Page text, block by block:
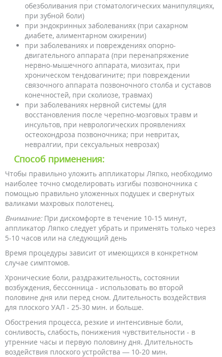
обезболивания при стоматологических манипуляциях,
при зубной боли)
при эндокринных заболеваниях (при сахарном
диабете, алиментарном ожирении)
при заболеваниях и повреждениях опорно-
двигательного аппарата (при перенапряжение
нервно-мышечного аппарата, миозитах, при
хроническом тендовагините; при повреждении
связочного аппарата позвоночного столба и суставов
конечностей, при сколиозе, травмах)
при заболеваниях нервной системы (для
восстановления после черепно-мозговых травм и
инсультов, при неврологических проявлениях
остеохондроза позвоночника; при невритах,
невралгии, при сексуальных неврозах)
Способ применения:
Чтобы правильно уложить аппликаторы Ляпко, необходимо
наиболее точно смоделировать изгибы позвоночника с
помощью правильно уложенных подушек и свернутых
валиками махровых полотенец.
Внимание: При дискомфорте в течение 10-15 минут,
аппликатор Ляпко следует убрать и применять только через
5-10 часов или на следующий день
Время процедуры зависит от имеющихся в конкретном
случае симптомов.
Хронические боли, раздражительность, состоянии
возбуждения, бессонница - использовать во второй
половине дня или перед сном. Длительность воздействия
для плоского УАЛ - 25-30 мин. и больше.
Обострения процесса, резкие и интенсивные боли,
сонливость, слабость, понижения чувствительности - в
утренние часы и первую половину дня. Длительность
воздействия плоского устройства — 10-20 мин.